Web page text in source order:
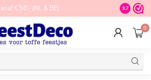
€ 50,- (NL & BE) STORE in
9.7
0